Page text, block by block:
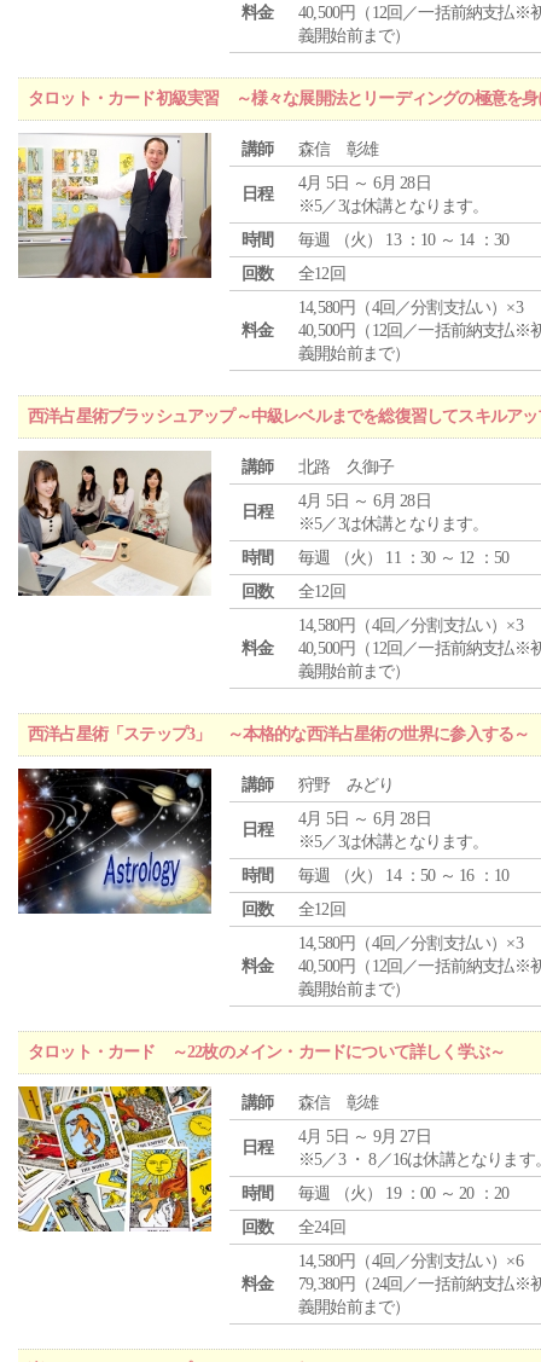
料金
40,500円（12回／一括前納支払※
義開始前まで）
タロット・カード初級実習 ～様々な展開法とリーディングの極意を身
講師 森信 彰雄
日程
4月 5日 ～ 6月 28日
※5／3は休講となります。
時間
毎週 （火 ） 13 ：10 ～ 14 ：30
回数
全12回
料金
14,580円（4回／分割支払い）×3
40,500円（12回／一括前納支払※
義開始前まで）
西洋占星術ブラッシュアップ～中級レベルまでを総復習してスキルア
講師 北路 久御子
日程
4月 5日 ～ 6月 28日
※5／3は休講となります。
時間
毎週 （火 ） 11 ：30 ～ 12 ：50
回数
全12回
料金
14,580円（4回／分割支払い）×3
40,500円（12回／一括前納支払※
義開始前まで）
西洋占星術「ステップ3」 ～本格的な西洋占星術の世界に参入する～
講師 狩野 みどり
日程
4月 5日 ～ 6月 28日
※5／3は休講となります。
時間
毎週 （火 ） 14 ：50 ～ 16 ：10
回数
全12回
料金
14,580円（4回／分割支払い）×3
40,500円（12回／一括前納支払※
義開始前まで）
タロット・カード ～22枚のメイン・カードについて詳しく学ぶ～
講師 森信 彰雄
日程
4月 5日 ～ 9月 27日
※5／3 ・ 8／16は休講となります
時間
毎週 （火 ） 19 ：00 ～ 20 ：20
回数
全24回
料金
14,580円（4回／分割支払い）×6
79,380円（24回／一括前納支払※
義開始前まで）